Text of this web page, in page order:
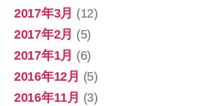
2017年3月 (12)
2017年2月 (5)
2017年1月 (6)
2016年12月 (5)
2016年11月 (3)